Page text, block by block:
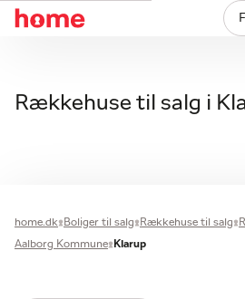
Rækkehuse til salg i
home.dk Boliger til salg Rækkehuse til salg
Aalborg Kommune
Klarup